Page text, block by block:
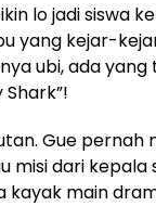
lo jadi siswa
yang kejar-
ubi, ada
Gue pernah
misi dari
main